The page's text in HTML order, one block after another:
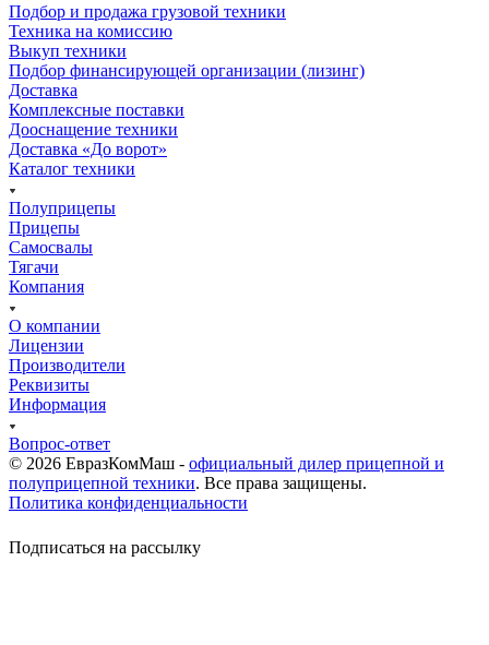
Подбор и продажа грузовой техники
Техника на комиссию
Выкуп техники
Подбор финансирующей организации (лизинг)
Доставка
Комплексные поставки
Дооснащение техники
Доставка «До ворот»
Каталог техники
Полуприцепы
Прицепы
Самосвалы
Тягачи
Компания
О компании
Лицензии
Производители
Реквизиты
Информация
Вопрос-ответ
© 2026 ЕвразКомМаш - официальный дилер прицепной и
полуприцепной техники. Все права защищены.
Политика конфиденциальности
Подписаться на рассылку